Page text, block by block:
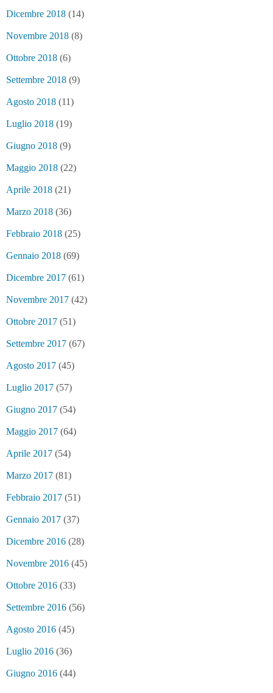
Dicembre 2018 (14)
Novembre 2018 (8)
Ottobre 2018 (6)
Settembre 2018 (9)
Agosto 2018 (11)
Luglio 2018 (19)
Giugno 2018 (9)
Maggio 2018 (22)
Aprile 2018 (21)
Marzo 2018 (36)
Febbraio 2018 (25)
Gennaio 2018 (69)
Dicembre 2017 (61)
Novembre 2017 (42)
Ottobre 2017 (51)
Settembre 2017 (67)
Agosto 2017 (45)
Luglio 2017 (57)
Giugno 2017 (54)
Maggio 2017 (64)
Aprile 2017 (54)
Marzo 2017 (81)
Febbraio 2017 (51)
Gennaio 2017 (37)
Dicembre 2016 (28)
Novembre 2016 (45)
Ottobre 2016 (33)
Settembre 2016 (56)
Agosto 2016 (45)
Luglio 2016 (36)
Giugno 2016 (44)